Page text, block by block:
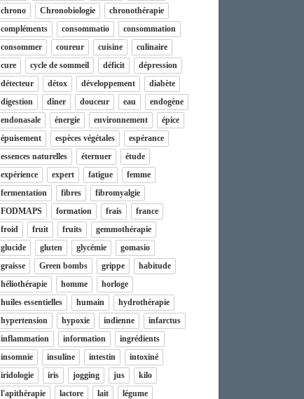
chrono
Chronobiologie
chronothérapie
compléments
consommatio
consommation
consommer
coureur cuisine
culinaire
cure
cycle de sommeil déficit
dépression
détecteur
détox développement
diabète
digestion
dîner douceur eau
endogène
endonasale
énergie environnement
épice
épuisement
espèces végétales
espérance
essences naturelles
éternuer
étude
expérience
expert fatigue
femme
fermentation
fibres
fibromyalgie
FODMAPS
formation frais
france
froid
fruit fruits
gemmothérapie
glucide
gluten glycémie
gomasio
graisse
Green bombs grippe
habitude
héliothérapie
homme
horloge
huiles essentielles
humain
hydrothérapie
hypertension
hypoxie indienne
infarctus
inflammation
information
ingrédients
insomnie
insuline intestin
intoxiné
iridologie
iris jogging jus
kilo
l'apithérapie
lactore lait
légume